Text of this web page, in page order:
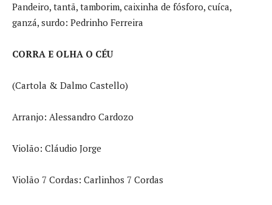
Pandeiro, tantã, tamborim, caixinha de fósforo, cuíca,
ganzá, surdo: Pedrinho Ferreira
CORRA E OLHA O CÉU
(Cartola & Dalmo Castello)
Arranjo: Alessandro Cardozo
Violão: Cláudio Jorge
Violão 7 Cordas: Carlinhos 7 Cordas